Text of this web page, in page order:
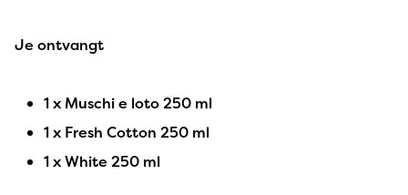
Je ontvangt
1 x Muschi e loto 250 ml
1 x Fresh Cotton 250 ml
1 x White 250 ml